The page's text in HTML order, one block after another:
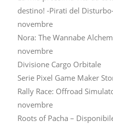
destino! -Pirati del
novembre
Nora: The Wannabe
novembre
Divisione Cargo Orbitale
Serie Pixel Game Maker
Rally Race: Offroad
novembre
Roots of Pacha –